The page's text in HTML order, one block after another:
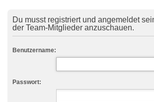
Du musst registriert und angemeldet
der Team-Mitglieder anzuschauen.
Benutzername:
Passwort: